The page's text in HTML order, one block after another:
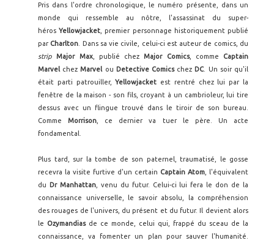
Pris dans l'ordre chronologique, le numéro présente, dans un
monde qui ressemble au nôtre, l'assassinat du super-
hérosYellowjacket , premier personnage historiquement publié
par Charlton . Dans sa vie civile, celui-ci est auteur de comics, du
strip
Major Max, publié chezMajor Comics, comme Captain
Marvel chezMarvel ou Detective Comics chez DC . Un soir qu'il
était parti patrouiller,Yellowjacket est rentré chez lui par la
fenêtre de la maison - son fils, croyant à un cambrioleur, lui tire
dessus avec un flingue trouvé dans le tiroir de son bureau.
CommeMorrison , ce dernier va tuer le père. Un acte
fondamental.
Plus tard, sur la tombe de son paternel, traumatisé, le gosse
recevra la visite furtive d'un certain Captain Atom , l'équivalent
du Dr Manhattan, venu du futur. Celui-ci lui fera le don de la
connaissance universelle, le savoir absolu, la compréhension
des rouages de l'univers, du présent et du futur. Il devient alors
le Ozymandiasde ce monde, celui qui, frappé du sceau de la
connaissance, va fomenter un plan pour sauver l'humanité.